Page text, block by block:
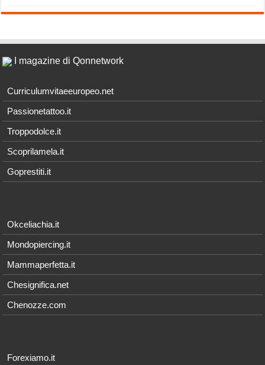
I magazine di Qonnetwork
Curriculumvitaeeuropeo.net
Passionetattoo.it
Troppodolce.it
Scoprilamela.it
Goprestiti.it
Okceliachia.it
Mondopiercing.it
Mammaperfetta.it
Chesignifica.net
Chenozze.com
Forexiamo.it